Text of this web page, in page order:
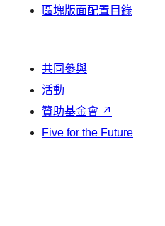
區塊版面配置目錄
共同參與
活動
贊助基金會 ↗
Five for the Future